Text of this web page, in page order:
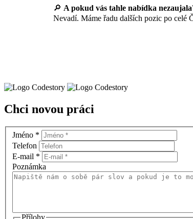
🔎 A pokud vás tahle nabídka
Nevadí. Máme řadu dalších pozic po celé
Chci novou práci
Jméno *
Telefon
E-mail *
Poznámka